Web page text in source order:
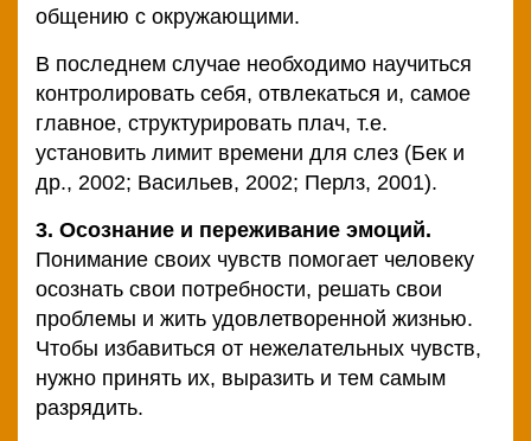
общению с окружающими.
В последнем случае необходимо научиться
контролировать себя, отвлекаться и, самое
главное, структурировать плач, т.е.
установить лимит времени для слез (Бек и
др., 2002; Васильев, 2002; Перлз, 2001).
3. Осознание и переживание эмоций.
Понимание своих чувств помогает человеку
осознать свои потребности, решать свои
проблемы и жить удовлетворенной жизнью.
Чтобы избавиться от нежелательных чувств,
нужно принять их, выразить и тем самым
разрядить.